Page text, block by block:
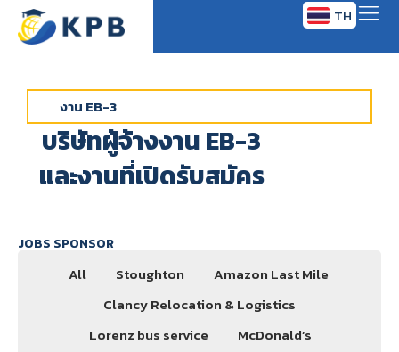
TH
EN
งาน EB-3
บริษัทผู้จ้างงาน EB-3
และงานที่เปิดรับสมัคร
JOBS SPONSOR
All Stoughton
Amazon Last Mile
Clancy Relocation & Logistics
Lorenz bus service
McDonald’s